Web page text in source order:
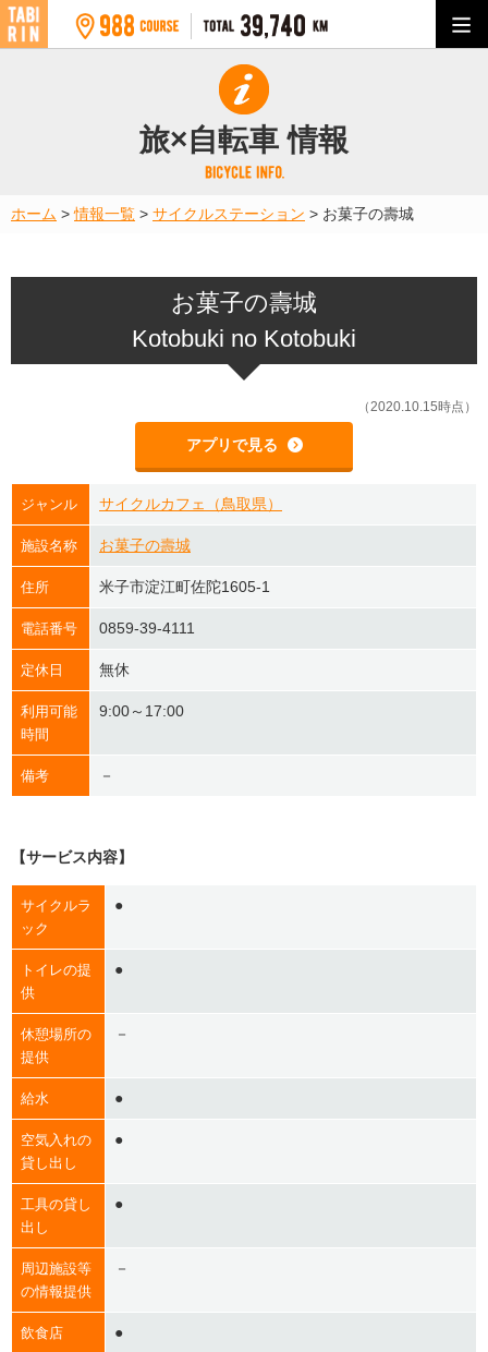
旅×自転車 情報
ホーム >情報一覧 > サイクルステーション > お菓子の壽城
お菓子の壽城
Kotobuki no Kotobuki
（2020.10.15時点）
アプリで見る
ジャンル サイクルカフェ（鳥取県）
施設名称 お菓子の壽城
住所 米子市淀江町佐陀1605-1
電話番号 0859-39-4111
定休日 無休
利用可能
時間
9:00～17:00
備考 －
【サービス内容】
サイクルラ
ック
●
トイレの提
供
●
休憩場所の
提供
－
給水 ●
空気入れの
貸し出し
●
工具の貸し
出し
●
周辺施設等
の情報提供
－
飲食店 ●